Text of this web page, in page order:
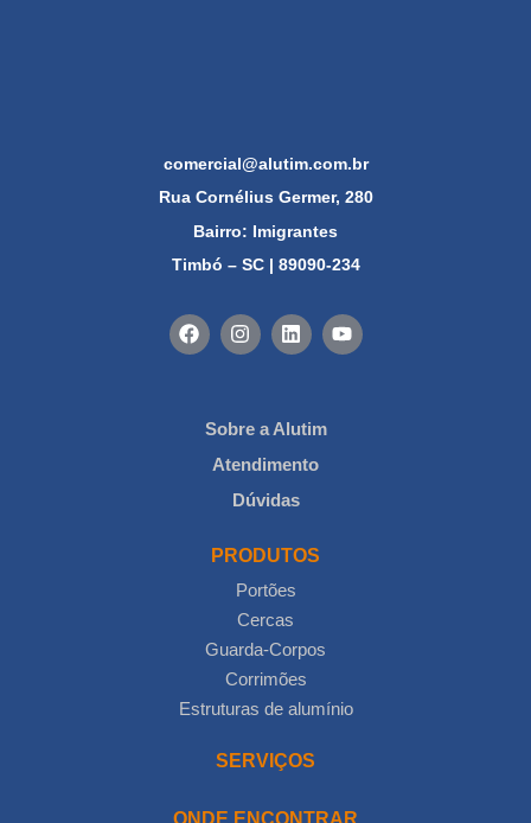
comercial@alutim.com.br
Rua Cornélius Germer, 280
Bairro: Imigrantes
Timbó – SC | 89090-234
Sobre a Alutim
Atendimento
Dúvidas
PRODUTOS
Portões
Cercas
Guarda-Corpos
Corrimões
Estruturas de alumínio
SERVIÇOS
ONDE ENCONTRAR